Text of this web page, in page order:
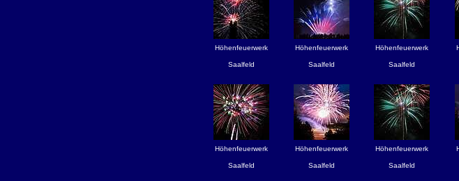
Höhenfeuerwerk
Saalfeld
Höhenfeuerwerk
Saalfeld
Höhenfeuerwerk
Saalfeld
Höhenfeuerwerk
Saalfeld
Höhenfeuerwerk
Saalfeld
Höhenfeuerwerk
Saalfeld